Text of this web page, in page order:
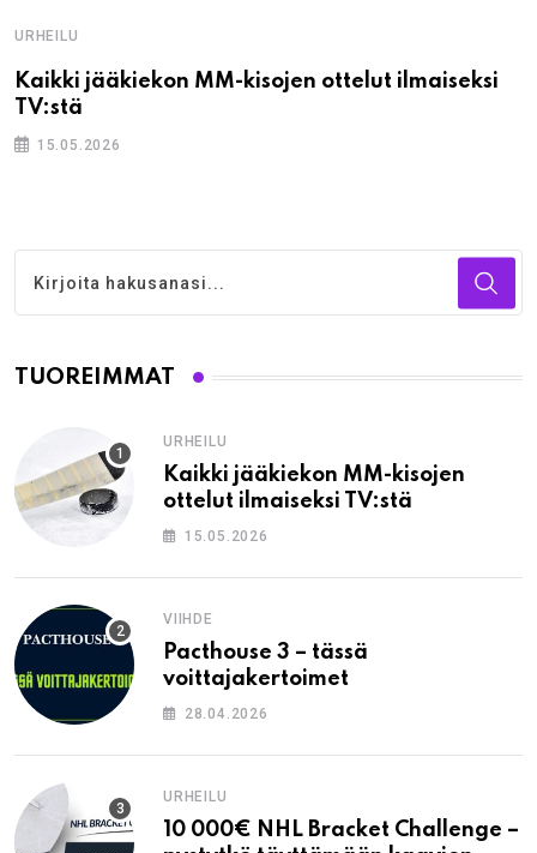
URHEILU
Kaikki jääkiekon MM-kisojen ottelut ilmaiseksi
TV:stä
15.05.2026
TUOREIMMAT
URHEILU
Kaikki jääkiekon MM-kisojen
ottelut ilmaiseksi TV:stä
15.05.2026
VIIHDE
Pacthouse 3 – tässä
voittajakertoimet
28.04.2026
URHEILU
10 000€ NHL Bracket Challenge –